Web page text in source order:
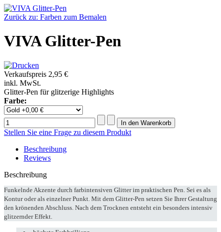
Zurück zu: Farben zum Bemalen
VIVA Glitter-Pen
Verkaufspreis 2,95 €
inkl. MwSt.
Glitter-Pen für glitzerige Highlights
Farbe:
Stellen Sie eine Frage zu diesem Produkt
Beschreibung
Reviews
Beschreibung
Funkelnde Akzente durch farbintensiven Glitter im praktischen Pen. Sei es als
Kontur oder als einzelner Punkt. Mit dem Glitter-Pen setzen Sie Ihrer Gestaltung
den krönenden Abschluss. Nach dem Trocknen entsteht ein besonders intensiv
glitzernder Effekt.